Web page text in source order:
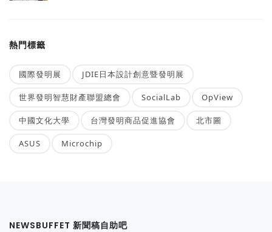
熱門標籤
國際發明展 JDIE日本設計創意暨發明展
世界發明智慧財產聯盟總會 SocialLab OpView
中國文化大學 台灣發明商品促進協會 北市圖
ASUS Microchip
NEWSBUFFET 新聞稿自助吧